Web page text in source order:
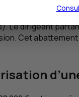
sur le
Le dirigeant
Cet